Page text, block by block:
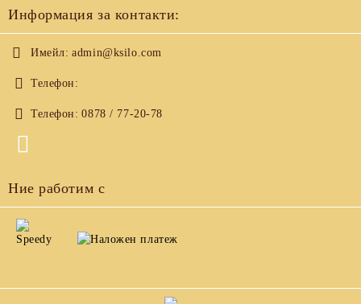
Информация за контакти:
Имейл: admin@ksilo.com
Телефон:
Телефон: 0878 / 77-20-78
Ние работим с